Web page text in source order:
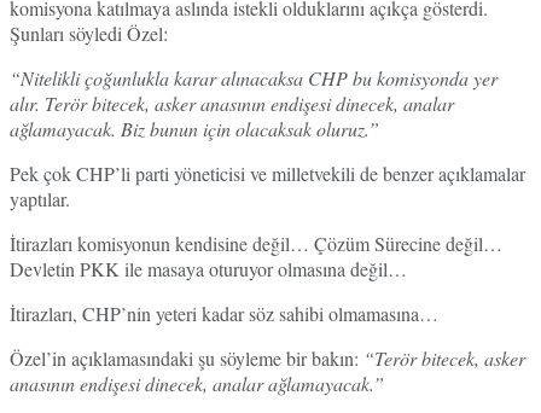
komisyona katılmaya aslında istekli olduklarını açıkça gösterdi.
Şunları söyledi Özel:
“Nitelikli çoğunlukla karar alınacaksa CHP bu komisyonda yer
alır. Terör bitecek, asker anasının endişesi dinecek, analar
ağlamayacak. Biz bunun için olacaksak oluruz.”
Pek çok CHP’li parti yöneticisi ve milletvekili de benzer açıklamalar
yaptılar.
İtirazları komisyonun kendisine değil… Çözüm Sürecine değil…
Devletin PKK ile masaya oturuyor olmasına değil…
İtirazları, CHP’nin yeteri kadar söz sahibi olmamasına…
Özel’in açıklamasındaki şu söyleme bir bakın: “Terör bitecek, asker
anasının endişesi dinecek, analar ağlamayacak.”